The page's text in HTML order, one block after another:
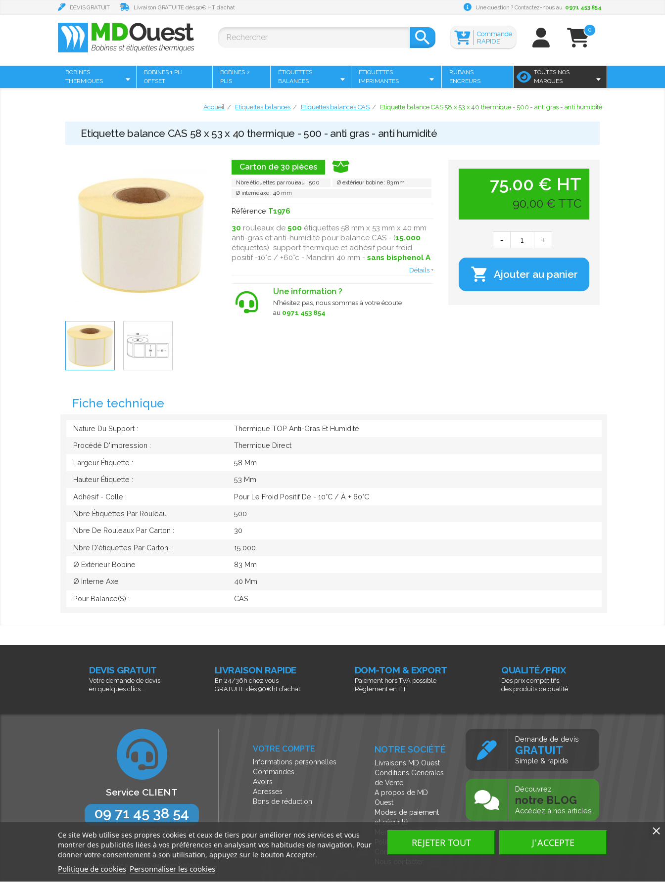
DEVIS GRATUIT Livraison GRATUITE dès 90€ HT d’achat Une question ? Contactez-nous au 0971 453 854
 0
Commande
RAPIDE
BOBINES
THERMIQUES
BOBINES 1 PLI
OFFSET
BOBINES 2
PLIS
ÉTIQUETTES
BALANCES
ÉTIQUETTES
IMPRIMANTES
RUBANS
ENCREURS
TOUTES NOS
MARQUES
Accueil Etiquettes balances Etiquettes balances CAS Etiquette balance CAS 58 x 53 x 40 thermique - 500 - anti gras - anti humidité
Etiquette balance CAS 58 x 53 x 40 thermique - 500 - anti gras - anti humidité
Carton de 30 pièces
Nbre étiquettes par rouleau : 500
Ø extérieur bobine : 83 mm
Ø interne axe : 40 mm
Référence T1976
30 rouleaux de 500 étiquettes 58 mm x 53 mm x 40 mm
anti-gras et anti-humidité pour balance CAS - (15.000
étiquettes) support thermique et adhésif pour froid
positif -10°c / +60°c - Mandrin 40 mm - sans bisphenol A
Détails +
Une information ?
N’hésitez pas, nous sommes à votre écoute
au 0971 453 854
75.00 € HT
90,00 € TTC
 Ajouter au panier
Fiche technique
Nature Du Support : Thermique TOP Anti-Gras Et Humidité
Procédé D'impression : Thermique Direct
Largeur Étiquette : 58 Mm
Hauteur Étiquette : 53 Mm
Adhésif - Colle : Pour Le Froid Positif De - 10°c / À + 60°c
Nbre Étiquettes Par Rouleau 500
Nbre De Rouleaux Par Carton : 30
Nbre D'étiquettes Par Carton : 15.000
Ø Extérieur Bobine 83 Mm
Ø Interne Axe 40 Mm
Pour Balance(s) : CAS
DEVIS GRATUIT
Votre demande de devis
en quelques clics...
LIVRAISON RAPIDE
En 24/36h chez vous
GRATUITE dès 90€ht d’achat
DOM-TOM & EXPORT
Paiement hors TVA possible
Règlement en HT
QUALITÉ/PRIX
Des prix compétitifs,
des produits de qualité
NOTRE SOCIÉTÉ
Livraisons MD Ouest
Conditions Générales
de Vente
A propos de MD
Ouest
Modes de paiement
et sécurité
Mentions légales et
Politique de
Confidentialité
VOTRE COMPTE
Informations personnelles
Commandes
Avoirs
Adresses
Bons de réduction
Service CLIENT
09 71 45 38 54
N’hésitez pas !
Nos experts sont à votre écoute
Lun-Jeu de 9h à 17h30 - Ven de 9h à 16h30
Demande de devis
GRATUIT
Simple & rapide
Découvrez
notre BLOG
Accédez à nos articles
Ce site Web utilise ses propres cookies et ceux de tiers pour améliorer nos services et vous
montrer des publicités liées à vos préférences en analysant vos habitudes de navigation. Pour
donner votre consentement à son utilisation, appuyez sur le bouton Accepter.
Politique de cookies Personnaliser les cookies
REJETER TOUT J'ACCEPTE